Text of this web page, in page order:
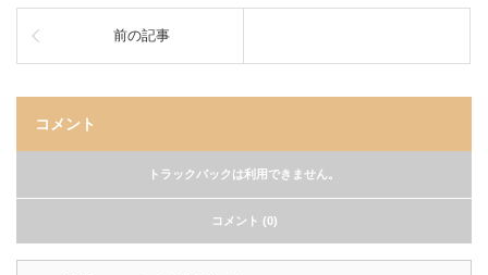
前の記事
コメント
トラックバックは利用できません。
コメント (0)